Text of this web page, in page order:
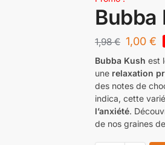
Bubba
1,98€ 1,00€
Bubba Kush est
une relaxation
des notes de
indica, cette
l’anxiété.
de nos graines